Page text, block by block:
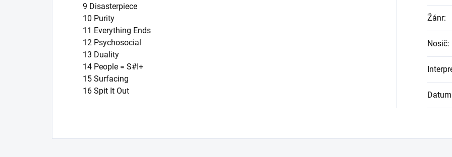
9 Disasterpiece
10 Purity
11 Everything Ends
12 Psychosocial
13 Duality
14 People = S#I+
15 Surfacing
16 Spit It Out
Žánr:
Nosič: